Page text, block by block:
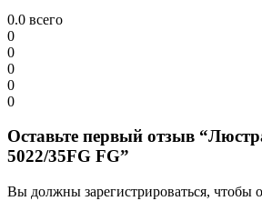
0.0 всего
0
0
0
0
0
Оставьте первый отзыв
5022/35FG FG”
Вы должны зарегистрироваться, чтобы